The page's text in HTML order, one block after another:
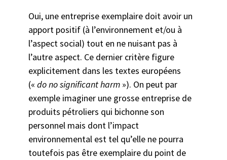
Oui, une entreprise exemplaire doit avoir un
apport positif (à l’environnement et/ou à
l’aspect social) tout en ne nuisant pas à
l’autre aspect. Ce dernier critère figure
explicitement dans les textes européens
(« do no significant harm»). On peut par
exemple imaginer une grosse entreprise de
produits pétroliers qui bichonne son
personnel mais dont l’impact
environnemental est tel qu’elle ne pourra
toutefois pas être exemplaire du point de